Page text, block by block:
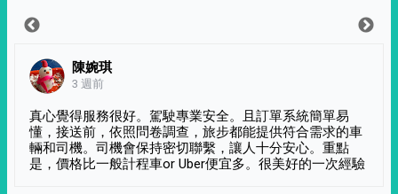
陳婉琪
3 週前
真心覺得服務很好。駕駛專業安全。且訂單系統簡單易
懂，接送前，依照問卷調查，旅步都能提供符合需求的車
輛和司機。司機會保持密切聯繫，讓人十分安心。重點
是，價格比一般計程車or Uber便宜多。很美好的一次經驗